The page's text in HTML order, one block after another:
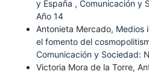
y España , Comunicación y
Año 14
Antonieta Mercado, Medios
el fomento del
Comunicación y Sociedad:
Victoria Mora de la Torre,